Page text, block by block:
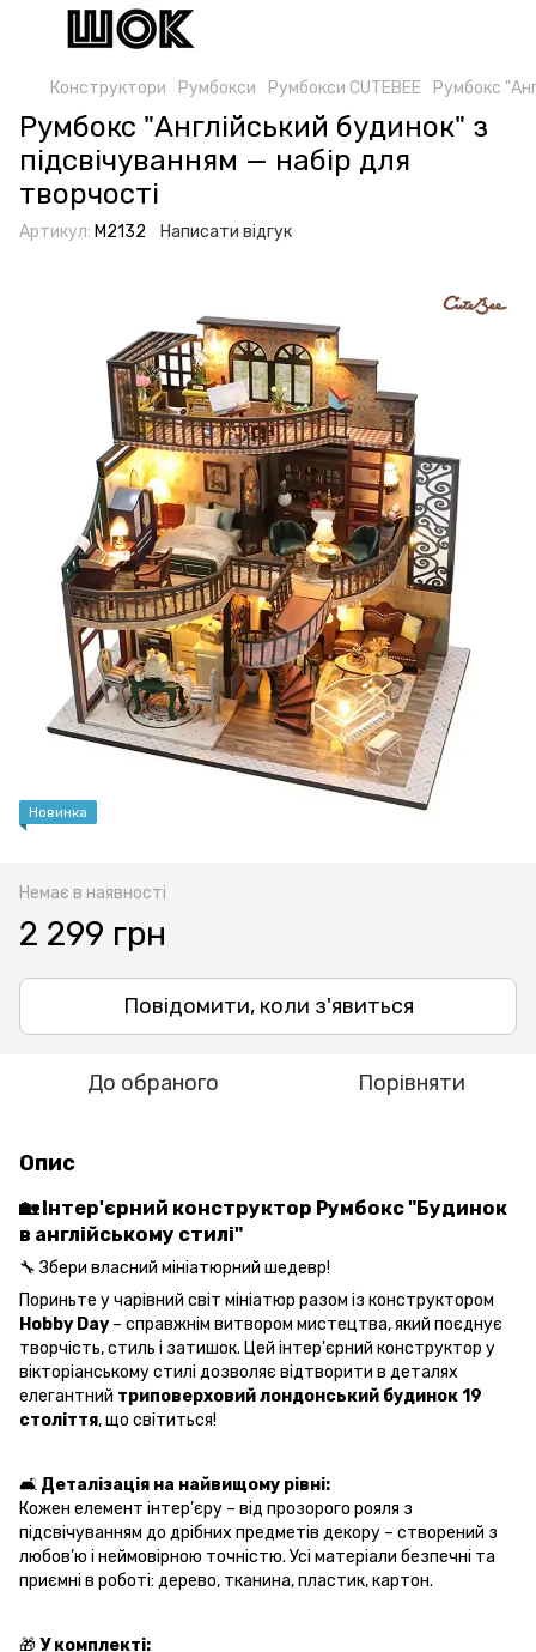
Конструктори Румбокси Румбокси CUTEBEE Румбокс
Румбокс "Англійський будинок" з
підсвічуванням — набір для
творчості
Артикул: M2132 Написати відгук
Новинка
Немає в наявності
2 299 грн
Повідомити, коли з'явиться
До обраного Порівняти
Опис
🏡 Інтер'єрний конструктор Румбокс "Будинок
в англійському стилі"
🔧 Збери власний мініатюрний шедевр!
Пориньте у чарівний світ мініатюр разом із конструктором
Hobby Day – справжнім витвором мистецтва, який поєднує
творчість, стиль і затишок. Цей інтер'єрний конструктор у
вікторіанському стилі дозволяє відтворити в деталях
елегантний триповерховий лондонський будинок 19
століття, що світиться!
🛋️ Деталізація на найвищому рівні:
Кожен елемент інтер’єру – від прозорого рояля з
підсвічуванням до дрібних предметів декору – створений з
любов’ю і неймовірною точністю. Усі матеріали безпечні та
приємні в роботі: дерево, тканина, пластик, картон.
🎁У комплекті: